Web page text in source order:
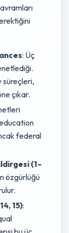
: Üç
süreçleri,
çıkar.
federal
(1–
özgürlüğü
15):